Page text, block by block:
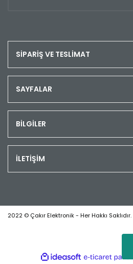
SİPARİŞ VE TESLİMAT
SAYFALAR
BİLGİLER
İLETİŞİM
2022 © Çakır Elektronik - Her Hakkı Saklıdır.
ideasoft